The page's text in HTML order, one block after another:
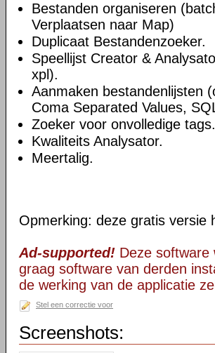
Bestanden organiseren
Verplaatsen naar Map)
Duplicaat Bestandenzoeker.
Speellijst Creator &
xpl).
Aanmaken bestandenlijsten
Coma Separated Values,
Zoeker voor onvolledige tags.
Kwaliteits Analysator.
Meertalig.
Opmerking: deze gratis versie
Ad-supported! Deze software
graag software van derden
de werking van de applicatie
Stel een correctie voor
Screenshots: